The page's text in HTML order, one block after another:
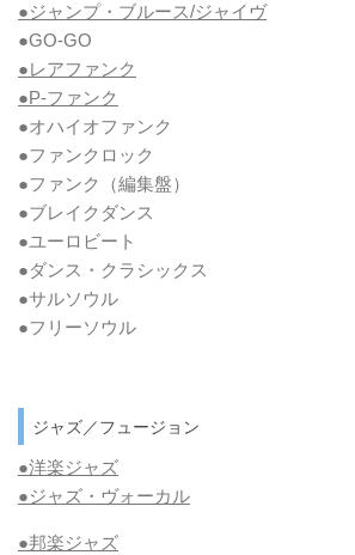
●ジャンプ・ブルース/ジャイヴ
●GO-GO
●レアファンク
●P-ファンク
●オハイオファンク
●ファンクロック
●ファンク
（編集盤）
●ブレイクダンス
●ユーロビート
●ダンス・クラシックス
●サルソウル
●フリーソウル
ジャズ／フュージョン
●洋楽ジャズ
●ジャズ・ヴォーカル
●邦楽ジャズ